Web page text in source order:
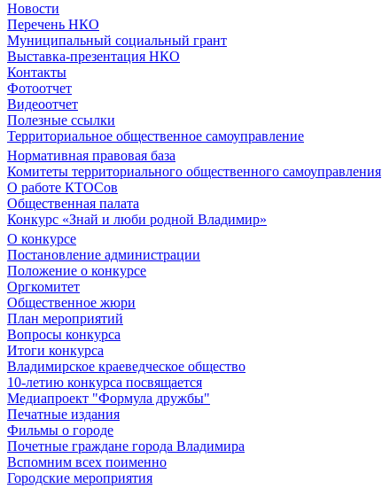
Новости
Перечень НКО
Муниципальный социальный грант
Выставка-презентация НКО
Контакты
Фотоотчет
Видеоотчет
Полезные ссылки
Территориальное общественное самоуправление
Нормативная правовая база
Комитеты территориального общественного самоуправления
О работе КТОСов
Общественная палата
Конкурс «Знай и люби родной Владимир»
О конкурсе
Постановление администрации
Положение о конкурсе
Оргкомитет
Общественное жюри
План мероприятий
Вопросы конкурса
Итоги конкурса
Владимирское краеведческое общество
10-летию конкурса посвящается
Медиапроект "Формула дружбы"
Печатные издания
Фильмы о городе
Почетные граждане города Владимира
Вспомним всех поименно
Городские мероприятия